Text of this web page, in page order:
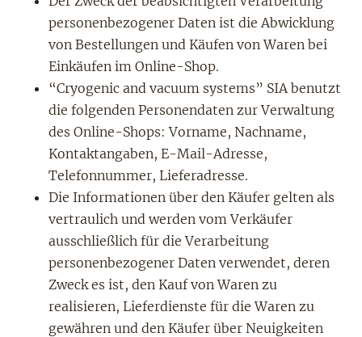
personenbezogener Daten ist die Abwicklung
von Bestellungen und Käufen von Waren bei
Einkäufen im Online-Shop.
“Cryogenic and vacuum systems” SIA benutzt
die folgenden Personendaten zur Verwaltung
des Online-Shops: Vorname, Nachname,
Kontaktangaben, E-Mail-Adresse,
Telefonnummer, Lieferadresse.
Die Informationen über den Käufer gelten als
vertraulich und werden vom Verkäufer
ausschließlich für die Verarbeitung
personenbezogener Daten verwendet, deren
Zweck es ist, den Kauf von Waren zu
realisieren, Lieferdienste für die Waren zu
gewähren und den Käufer über Neuigkeiten